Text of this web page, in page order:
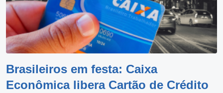
Brasileiros em festa: Caixa
Econômica libera Cartão de Crédito